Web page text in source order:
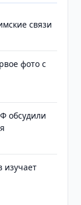
связи
фото с
обсудили
изучает